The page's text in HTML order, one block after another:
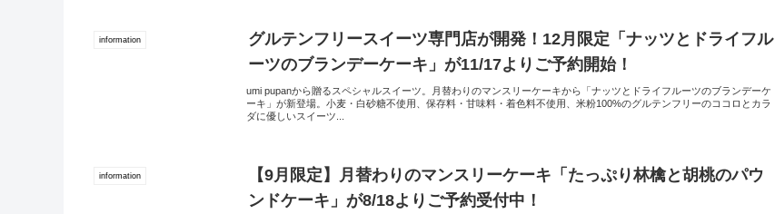
information
グルテンフリースイーツ専門店が開発！12月限定「ナッツとドライフル
ーツのブランデーケーキ」が11/17よりご予約開始！
umi pupanから贈るスペシャルスイーツ。月替わりのマンスリーケーキから「ナッツとドライフルーツのブランデーケ
ーキ」が新登場。小麦・白砂糖不使用、保存料・甘味料・着色料不使用、米粉100%のグルテンフリーのココロとカラ
ダに優しいスイーツ...
information
【9月限定】月替わりのマンスリーケーキ「たっぷり林檎と胡桃のパウ
ンドケーキ」が8/18よりご予約受付中！